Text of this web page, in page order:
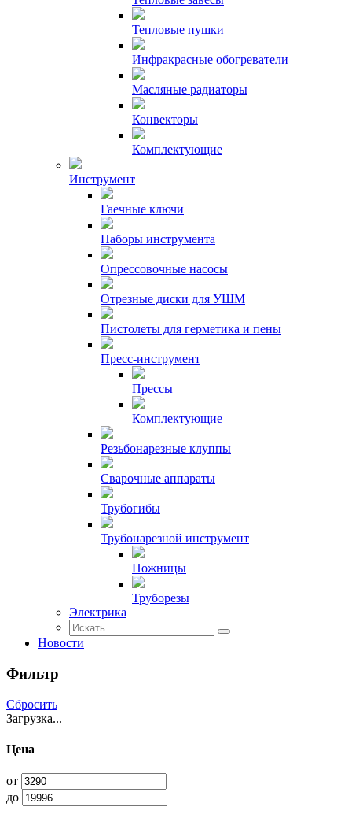
Тепловые пушки
Инфракрасные обогреватели
Масляные радиаторы
Конвекторы
Комплектующие
Инструмент
Гаечные ключи
Наборы инструмента
Опрессовочные насосы
Отрезные диски для УШМ
Пистолеты для герметика и пены
Пресс-инструмент
Прессы
Комплектующие
Резьбонарезные клуппы
Сварочные аппараты
Трубогибы
Трубонарезной инструмент
Ножницы
Труборезы
Электрика
Новости
Фильтр
Сбросить
Загрузка...
Цена
от
до